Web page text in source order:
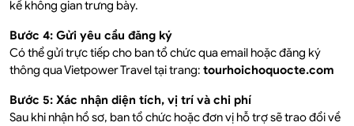
kế không gian trưng bày.
Bước 4: Gửi yêu cầu đăng ký
Có thể gửi trực tiếp cho ban tổ chức qua email hoặc đăng ký
thông qua Vietpower Travel tại trang: tourhoichoquocte.com
Bước 5: Xác nhận diện tích, vị trí và chi phí
Sau khi nhận hồ sơ, ban tổ chức hoặc đơn vị hỗ trợ sẽ trao đổi về